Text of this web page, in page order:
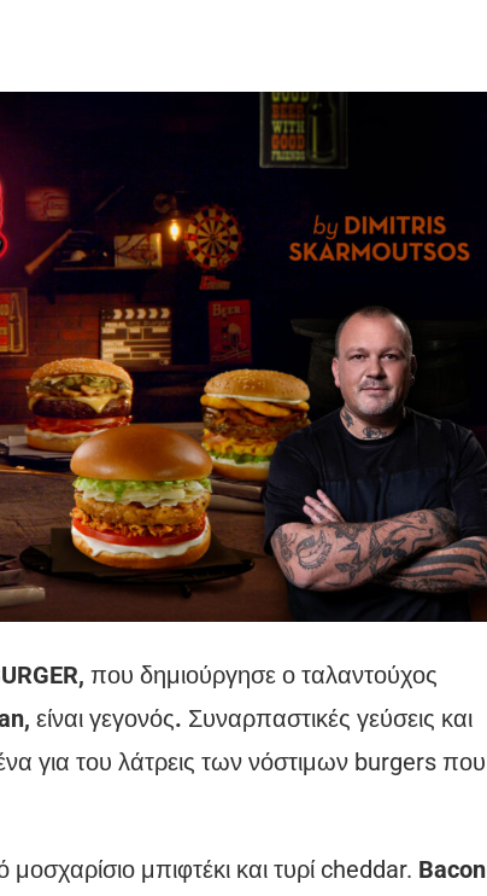
, που δημιούργησε ο ταλαντούχος
, είναι γεγονός. Συναρπαστικές γεύσεις και
για του λάτρεις των νόστιμων burgers που
μοσχαρίσιο μπιφτέκι και τυρί cheddar. Bacon